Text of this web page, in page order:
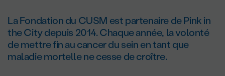
La Fondation du CUSM est partenaire de Pink in
the City depuis 2014. Chaque année, la volonté
de mettre fin au cancer du sein en tant que
maladie mortelle ne cesse de croître.